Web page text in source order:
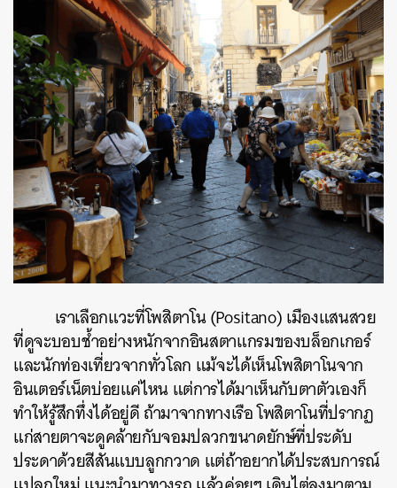
เราเลือกแวะที่โพสิตาโน (Positano) เมืองแสนสวย
ที่ดูจะบอบช้ำอย่างหนักจากอินสตาแกรมของบล็อกเกอร์
และนักท่องเที่ยวจากทั่วโลก แม้จะได้เห็นโพสิตาโนจาก
อินเตอร์เน็ตบ่อยแค่ไหน แต่การได้มาเห็นกับตาตัวเองก็
ทำให้รู้สึกทึ่งได้อยู่ดี ถ้ามาจากทางเรือ โพสิตาโนที่ปรากฏ
แก่สายตาจะดูคล้ายกับจอมปลวกขนาดยักษ์ที่ประดับ
ประดาด้วยสีสันแบบลูกกวาด แต่ถ้าอยากได้ประสบการณ์